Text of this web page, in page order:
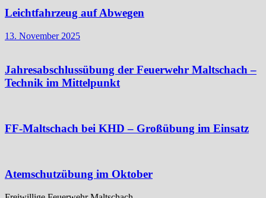
Leichtfahrzeug auf Abwegen
13. November 2025
Jahresabschlussübung der Feuerwehr Maltschach –
Technik im Mittelpunkt
FF-Maltschach bei KHD – Großübung im Einsatz
Atemschutzübung im Oktober